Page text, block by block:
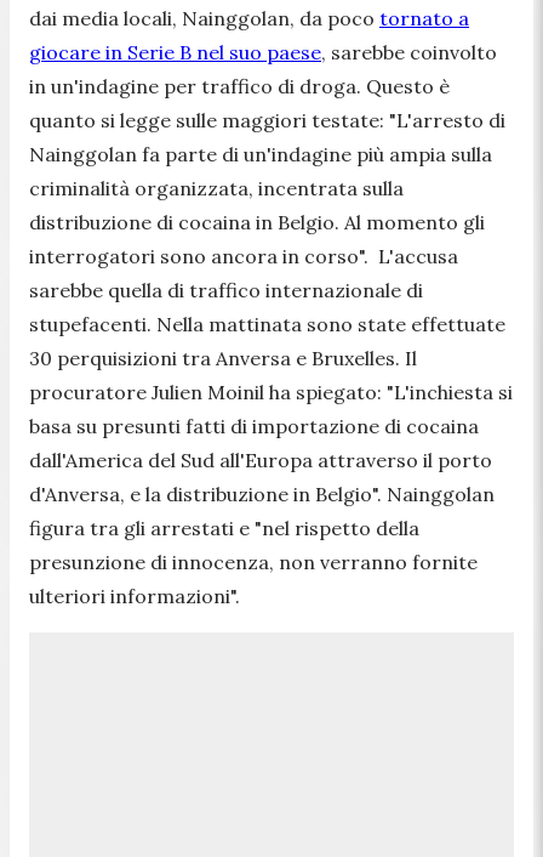
dai media locali, Nainggolan, da poco tornato a
giocare in Serie B nel suo paese, sarebbe coinvolto
in un'indagine per traffico di droga. Questo è
quanto si legge sulle maggiori testate: "L'arresto di
Nainggolan fa parte di un'indagine più ampia sulla
criminalità organizzata, incentrata sulla
distribuzione di cocaina in Belgio. Al momento gli
interrogatori sono ancora in corso". L'accusa
sarebbe quella di traffico internazionale di
stupefacenti. Nella mattinata sono state effettuate
30 perquisizioni tra Anversa e Bruxelles. Il
procuratore Julien Moinil ha spiegato: "L'inchiesta si
basa su presunti fatti di importazione di cocaina
dall'America del Sud all'Europa attraverso il porto
d'Anversa, e la distribuzione in Belgio". Nainggolan
figura tra gli arrestati e "nel rispetto della
presunzione di innocenza, non verranno fornite
ulteriori informazioni".